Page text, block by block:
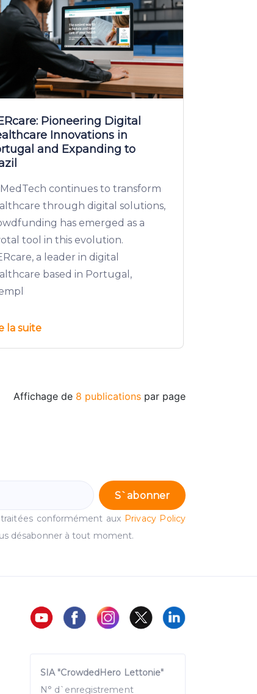
Pioneering Digital
Innovations in
and Expanding to
MedTech continues to transform
through digital solutions,
has emerged as a
tool in this evolution.
a leader in digital
based in Portugal,
la suite
Affichage de 8 publications par page
S`abonner
conformément aux Privacy Policy
désabonner à tout moment.
SIA "CrowdedHero Lettonie"
N° d`enregistrement